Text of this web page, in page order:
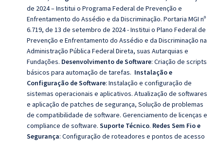
de 2024 – Institui o Programa Federal de Prevenção e
Enfrentamento do Assédio e da Discriminação. Portaria MGI nº
6.719, de 13 de setembro de 2024 - Institui o Plano Federal de
Prevenção e Enfrentamento do Assédio e da Discriminação na
Administração Pública Federal Direta, suas Autarquias e
Fundações. Desenvolvimento de Software: Criação de scripts
básicos para automação de tarefas. Instalação e
Configuração de Software: Instalação e configuração de
sistemas operacionais e aplicativos. Atualização de softwares
e aplicação de patches de segurança, Solução de problemas
de compatibilidade de software. Gerenciamento de licenças e
compliance de software. Suporte Técnico. Redes Sem Fio e
Segurança: Configuração de roteadores e pontos de acesso